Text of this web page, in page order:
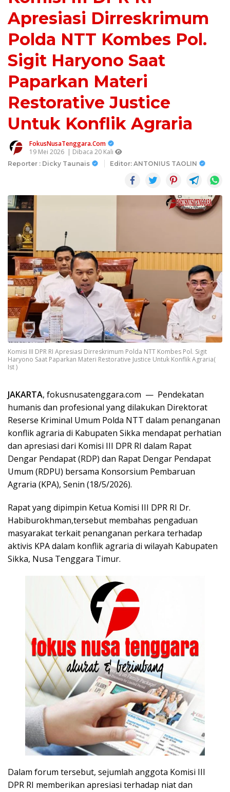
Apresiasi Dirreskrimum
Polda NTT Kombes Pol.
Sigit Haryono Saat
Paparkan Materi
Restorative Justice
Untuk Konflik Agraria
FokusNusaTenggara.Com
19 Mei 2026 | Dibaca 20 Kali
Reporter : Dicky Taunais Editor: ANTONIUS TAOLIN
Komisi III DPR RI Apresiasi Dirreskrimum Polda NTT Kombes Pol. Sigit
Haryono Saat Paparkan Materi Restorative Justice Untuk Konflik Agraria(
Ist )
JAKARTA, fokusnusatenggara.com — Pendekatan
humanis dan profesional yang dilakukan Direktorat
Reserse Kriminal Umum Polda NTT dalam penanganan
konflik agraria di Kabupaten Sikka mendapat perhatian
dan apresiasi dari Komisi III DPR RI dalam Rapat
Dengar Pendapat (RDP) dan Rapat Dengar Pendapat
Umum (RDPU) bersama Konsorsium Pembaruan
Agraria (KPA), Senin (18/5/2026).
Rapat yang dipimpin Ketua Komisi III DPR RI Dr.
Habiburokhman,tersebut membahas pengaduan
masyarakat terkait penanganan perkara terhadap
aktivis KPA dalam konflik agraria di wilayah Kabupaten
Sikka, Nusa Tenggara Timur.
Dalam forum tersebut, sejumlah anggota Komisi III
DPR RI memberikan apresiasi terhadap niat dan